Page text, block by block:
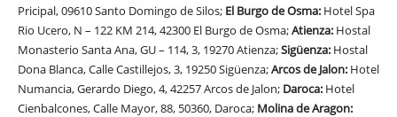
Pricipal, 09610 Santo Domingo de Silos; El Burgo de Osma: Hotel Spa
Rio Ucero, N – 122 KM 214, 42300 El Burgo de Osma;Atienza: Hostal
Monasterio Santa Ana, GU – 114, 3, 19270 Atienza;Sigüenza: Hostal
Dona Blanca, Calle Castillejos, 3, 19250 Sigüenza;Arcos de Jalon: Hotel
Numancia, Gerardo Diego, 4, 42257 Arcos de Jalon; Daroca: Hotel
Cienbalcones, Calle Mayor, 88, 50360, Daroca; Molina de Aragon: